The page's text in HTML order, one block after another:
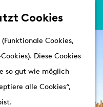
Cookies
Cookies,
Diese Cookies
so gut wie möglich
alle Cookies“,
Shoppen
Schlösser
Besuchen
Arrangements